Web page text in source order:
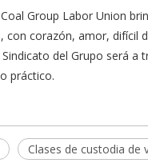
Group Labor Union
con corazón, amor, difícil
del Grupo será
práctico.
Clases de custodia de